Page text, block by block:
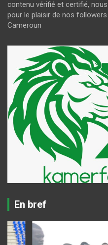
contenu vérifié et certifié,
pour le plaisir de nos
Cameroun
En bref